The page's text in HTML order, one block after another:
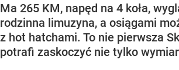
Ma 265 KM, napęd na 4 koła,
rodzinna limuzyna, a osiągami
z hot hatchami. To nie pierwsza
potrafi zaskoczyć nie tylko